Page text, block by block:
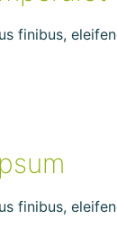
finibus,
finibus,